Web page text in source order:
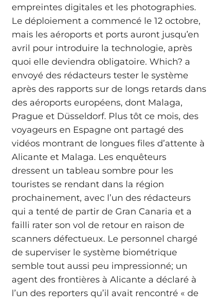
empreintes digitales et les photographies.
Le déploiement a commencé le 12 octobre,
mais les aéroports et ports auront jusqu’en
avril pour introduire la technologie, après
quoi elle deviendra obligatoire. Which? a
envoyé des rédacteurs tester le système
après des rapports sur de longs retards dans
des aéroports européens, dont Malaga,
Prague et Düsseldorf. Plus tôt ce mois, des
voyageurs en Espagne ont partagé des
vidéos montrant de longues files d’attente à
Alicante et Malaga. Les enquêteurs
dressent un tableau sombre pour les
touristes se rendant dans la région
prochainement, avec l’un des rédacteurs
qui a tenté de partir de Gran Canaria et a
failli rater son vol de retour en raison de
scanners défectueux. Le personnel chargé
de superviser le système biométrique
semble tout aussi peu impressionné; un
agent des frontières à Alicante a déclaré à
l’un des reporters qu’il avait rencontré « de